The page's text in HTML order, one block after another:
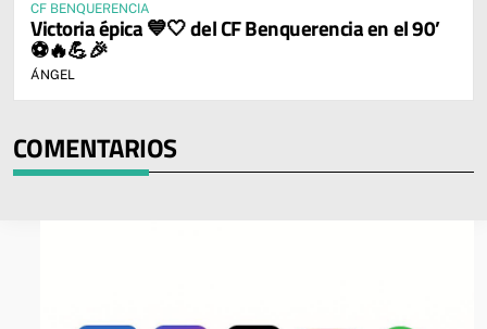
CF BENQUERENCIA
Victoria épica 💙🤍 del CF Benquerencia en el 90’
⚽🔥💪🎉
ÁNGEL
COMENTARIOS